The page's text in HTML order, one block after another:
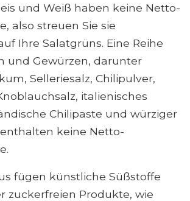
und Weiß haben keine Netto-
also streuen Sie sie
Ihre Salatgrüns. Eine Reihe
und Gewürzen, darunter
Selleriesalz, Chilipulver,
italienisches
Chilipaste und würziger
keine Netto-
fügen künstliche Süßstoffe
zuckerfreien Produkte, wie